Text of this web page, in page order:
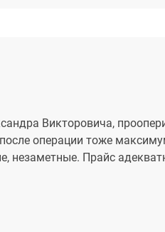
Викторовича,
операции тоже
незаметные. Прайс